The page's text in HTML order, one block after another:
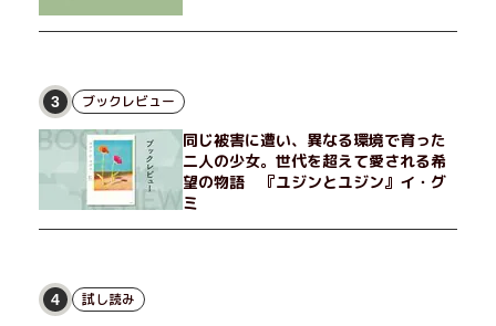
3 ブックレビュー
同じ被害に遭い、異なる環境で育った
二人の少女。世代を超えて愛される希
望の物語 『ユジンとユジン』イ・グ
ミ
4 試し読み